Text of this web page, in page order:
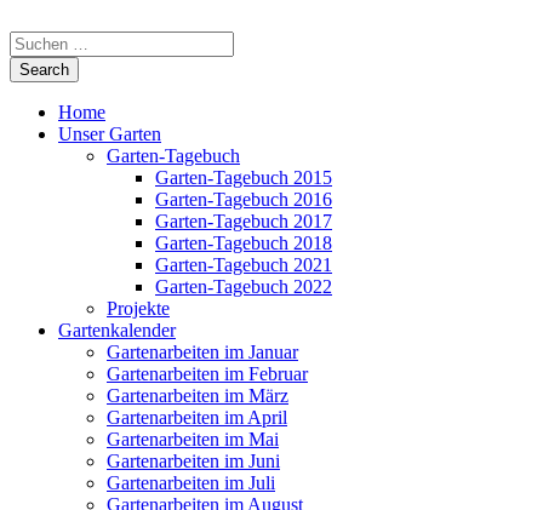
Home
Unser Garten
Garten-Tagebuch
Garten-Tagebuch 2015
Garten-Tagebuch 2016
Garten-Tagebuch 2017
Garten-Tagebuch 2018
Garten-Tagebuch 2021
Garten-Tagebuch 2022
Projekte
Gartenkalender
Gartenarbeiten im Januar
Gartenarbeiten im Februar
Gartenarbeiten im März
Gartenarbeiten im April
Gartenarbeiten im Mai
Gartenarbeiten im Juni
Gartenarbeiten im Juli
Gartenarbeiten im August